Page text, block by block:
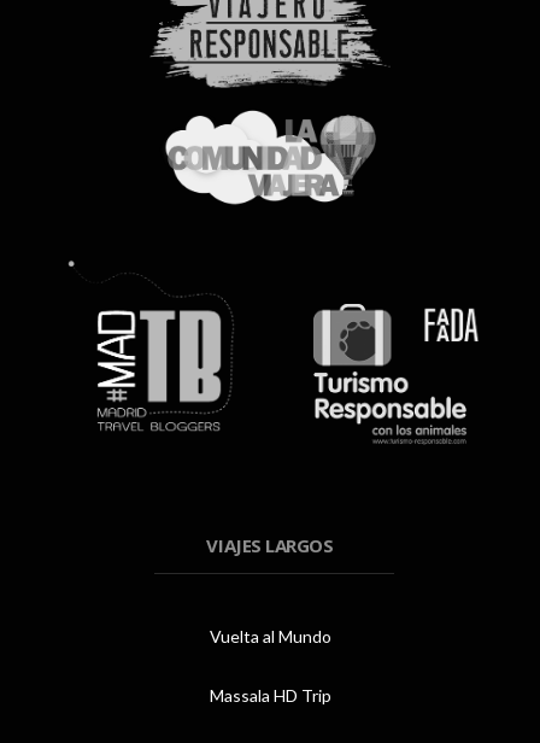
VIAJES LARGOS
Vuelta al Mundo
Massala HD Trip